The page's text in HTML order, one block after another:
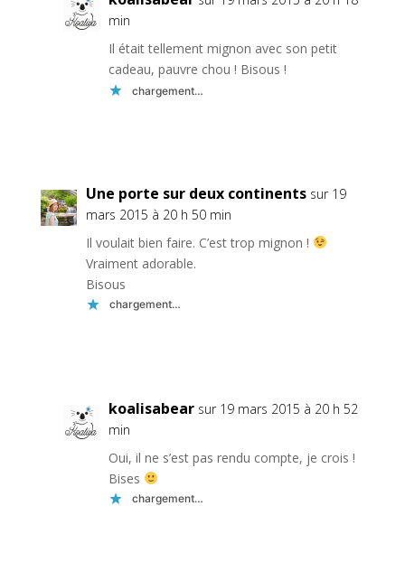
min
Il était tellement mignon avec son petit
cadeau, pauvre chou ! Bisous !
chargement…
Une porte sur deux continents sur 19
mars 2015 à 20 h 50 min
Il voulait bien faire. C’est trop mignon !
Vraiment adorable.
Bisous
chargement…
koalisabear sur 19 mars 2015 à 20 h 52
min
Oui, il ne s’est pas rendu compte, je crois !
Bises
chargement…